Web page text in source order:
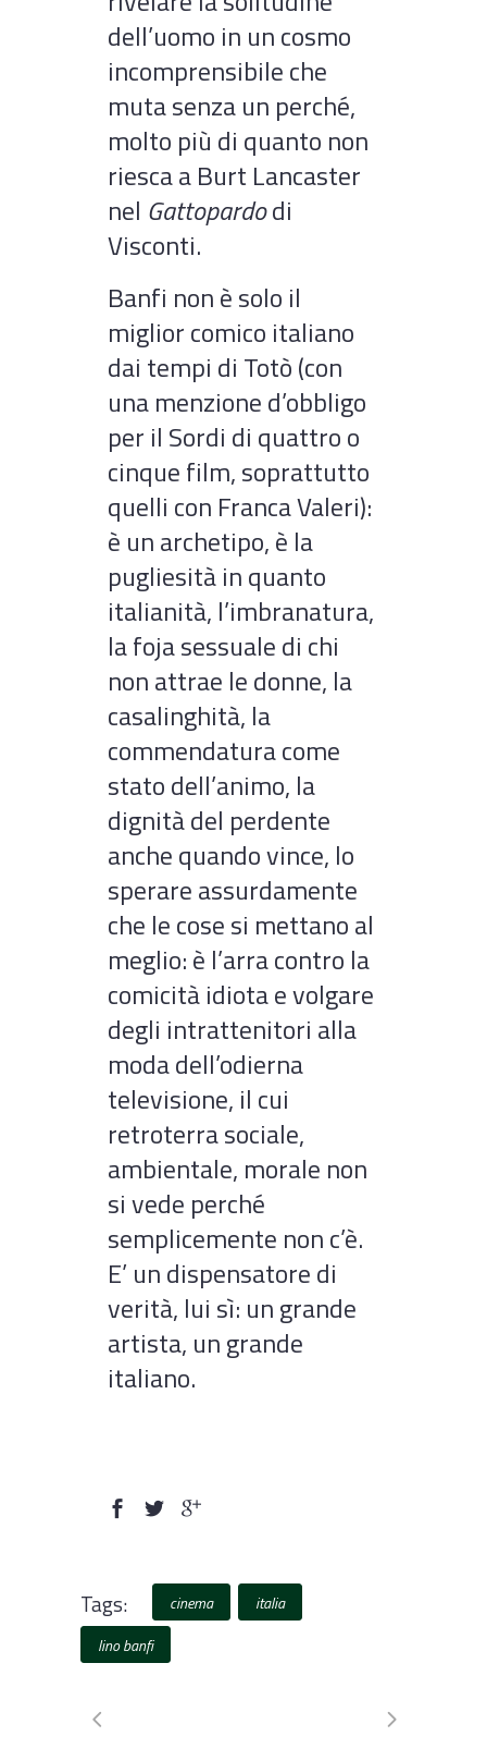
dell’uomo in un cosmo
incomprensibile che
muta senza un perché,
molto più di quanto non
riesca a Burt Lancaster
nel Gattopardodi
Visconti.
Banfi non è solo il
miglior comico italiano
dai tempi di Totò (con
una menzione d’obbligo
per il Sordi di quattro o
cinque film, soprattutto
quelli con Franca Valeri):
è un archetipo, è la
pugliesità in quanto
italianità, l’imbranatura,
la foja sessuale di chi
non attrae le donne, la
casalinghità, la
commendatura come
stato dell’animo, la
dignità del perdente
anche quando vince, lo
sperare assurdamente
che le cose si mettano al
meglio: è l’arra contro la
comicità idiota e volgare
degli intrattenitori alla
moda dell’odierna
televisione, il cui
retroterra sociale,
ambientale, morale non
si vede perché
semplicemente non c’è.
E’ un dispensatore di
verità, lui sì: un grande
artista, un grande
italiano.
Tags: cinema
italia
lino banfi